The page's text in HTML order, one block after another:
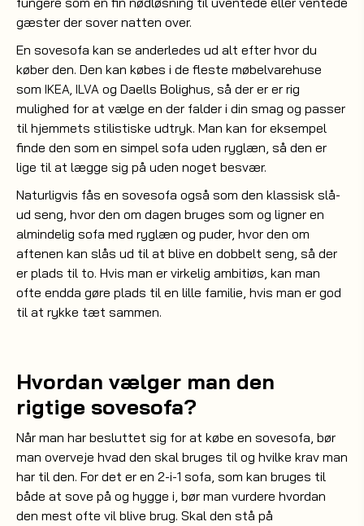
gæster der sover natten over.
En sovesofa kan se anderledes ud alt efter hvor du
køber den. Den kan købes i de fleste møbelvarehuse
som IKEA, ILVA og Daells Bolighus, så der er er rig
mulighed for at vælge en der falder i din smag og passer
til hjemmets stilistiske udtryk. Man kan for eksempel
finde den som en simpel sofa uden ryglæn, så den er
lige til at lægge sig på uden noget besvær.
Naturligvis fås en sovesofa også som den klassisk slå-
ud seng, hvor den om dagen bruges som og ligner en
almindelig sofa med ryglæn og puder, hvor den om
aftenen kan slås ud til at blive en dobbelt seng, så der
er plads til to. Hvis man er virkelig ambitiøs, kan man
ofte endda gøre plads til en lille familie, hvis man er god
til at rykke tæt sammen.
Hvordan vælger man den
rigtige sovesofa?
Når man har besluttet sig for at købe en sovesofa, bør
man overveje hvad den skal bruges til og hvilke krav man
har til den. For det er en 2-i-1 sofa, som kan bruges til
både at sove på og hygge i, bør man vurdere hvordan
den mest ofte vil blive brug. Skal den stå på